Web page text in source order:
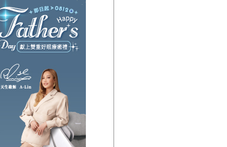
！一起趣台東-阿娟
【HitFm正在進行】
(花東)
Hito放輕鬆
！一起趣台東-阿娟